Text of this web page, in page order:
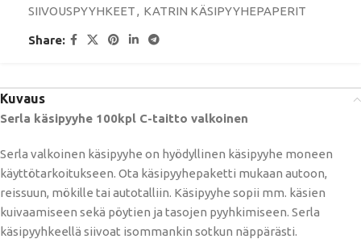
SIIVOUSPYYHKEET, KATRIN KÄSIPYYHEPAPERIT
Share:
Kuvaus
Serla käsipyyhe 100kpl C-taitto valkoinen
Serla valkoinen käsipyyhe on hyödyllinen käsipyyhe moneen
käyttötarkoitukseen. Ota käsipyyhepaketti mukaan autoon,
reissuun, mökille tai autotalliin. Käsipyyhe sopii mm. käsien
kuivaamiseen sekä pöytien ja tasojen pyyhkimiseen. Serla
käsipyyhkeellä siivoat isommankin sotkun näppärästi.